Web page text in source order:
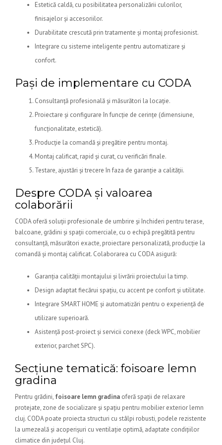
Estetică caldă, cu posibilitatea personalizării culorilor,
finisajelor și accesoriilor.
Durabilitate crescută prin tratamente și montaj profesionist.
Integrare cu sisteme inteligente pentru automatizare și
confort.
Pași de implementare cu CODA
Consultanță profesională și măsurători la locație.
Proiectare și configurare în funcție de cerințe (dimensiune,
funcționalitate, estetică).
Producție la comandă și pregătire pentru montaj.
Montaj calificat, rapid și curat, cu verificări finale.
Testare, ajustări și trecere în faza de garanție a calității.
Despre CODA și valoarea
colaborării
CODA oferă soluții profesionale de umbrire și închideri pentru terase,
balcoane, grădini și spații comerciale, cu o echipă pregătită pentru
consultanță, măsurători exacte, proiectare personalizată, producție la
comandă și montaj calificat. Colaborarea cu CODA asigură:
Garanția calității montajului și livrării proiectului la timp.
Design adaptat fiecărui spațiu, cu accent pe confort și utilitate.
Integrare SMART HOME și automatizări pentru o experiență de
utilizare superioară.
Asistență post-proiect și servicii conexe (deck WPC, mobilier
exterior, parchet SPC).
Secțiune tematică: foisoare lemn
gradina
Pentru grădini, foisoare lemn gradina oferă spații de relaxare
protejate, zone de socializare și spațiu pentru mobilier exterior lemn
cluj. CODA poate proiecta structuri cu stâlpi robusti, podele rezistente
la umezeală și acoperișuri cu ventilație optimă, adaptate condițiilor
climatice din județul Cluj.